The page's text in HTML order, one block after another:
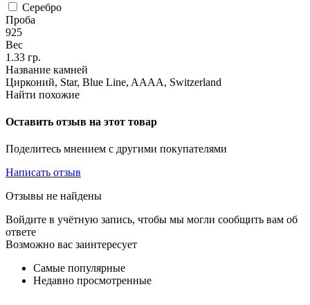
Серебро
Проба
925
Вес
1.33 гр.
Название камней
Цирконий, Star, Blue Line, AAAA, Switzerland
Найти похожие
Оставить отзыв на этот товар
Поделитесь мнением с другими покупателями
Написать отзыв
Отзывы не найдены
Войдите в учётную запись, чтобы мы могли сообщить вам об
ответе
Возможно вас заинтересует
Самые популярные
Недавно просмотренные